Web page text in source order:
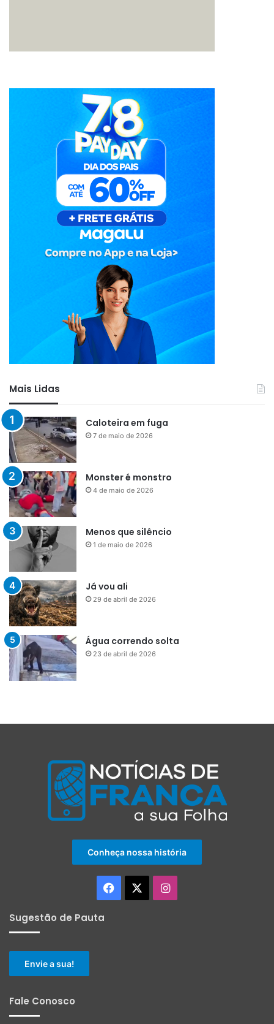
Mais Lidas
Caloteira em fuga
7 de maio de 2026
Monster é monstro
4 de maio de 2026
Menos que silêncio
1 de maio de 2026
Já vou ali
29 de abril de 2026
Água correndo solta
23 de abril de 2026
Conheça nossa história
Facebook Instagram
Sugestão de Pauta
Envie a sua!
Fale Conosco